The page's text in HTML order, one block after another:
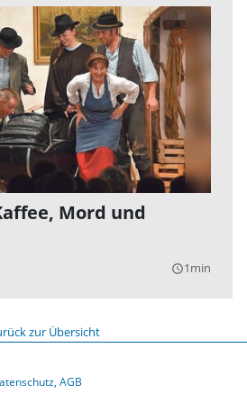
Mord und
query_builder1min
zur Übersicht
AGB